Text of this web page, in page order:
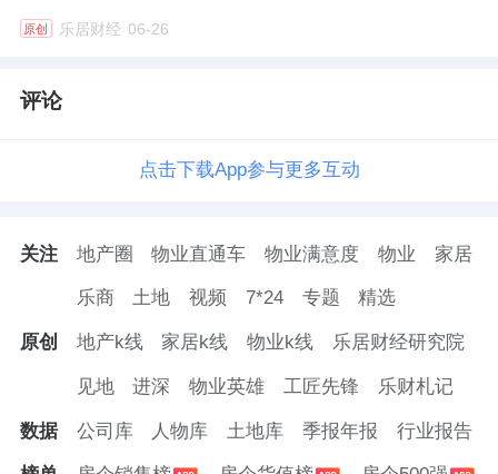
原创 乐居财经 06-26
评论
点击下载App参与更多互动
关注 地产圈 物业直通车 物业满意度 物业 家居
乐商 土地 视频 7*24 专题 精选
原创 地产k线 家居k线 物业k线 乐居财经研究院
见地 进深 物业英雄 工匠先锋 乐财札记
数据 公司库 人物库 土地库 季报年报 行业报告